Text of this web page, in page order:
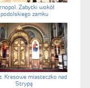
Zabytki wokół
podolskiego zamku
Kresowe miasteczko nad
Strypą